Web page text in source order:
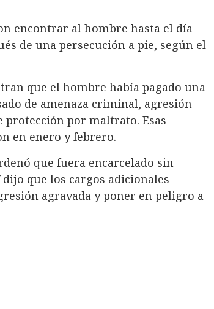
encontrar al hombre hasta el día
de una persecución a pie, según el
que el hombre había pagado una
de amenaza criminal, agresión
protección por maltrato. Esas
en enero y febrero.
que fuera encarcelado sin
que los cargos adicionales
agravada y poner en peligro a